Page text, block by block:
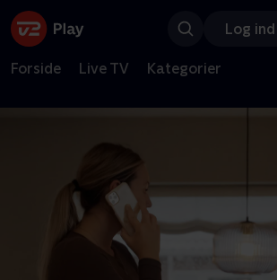
Log ind
Forside Live TV Kategorier